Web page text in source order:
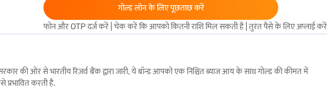
गोल्ड लोन के लिए पूछताछ करें
फोन और OTP दर्ज करें | चेक करें कि आपको कितनी राशि मिल सकती है | तुरंत पैसे के लिए अप्लाई करें
की ओर से भारतीय रिज़र्व बैंक द्वारा जारी, ये बॉन्ड आपको एक निश्चित ब्याज आय के साथ गोल्ड की कीमत में
करती है.